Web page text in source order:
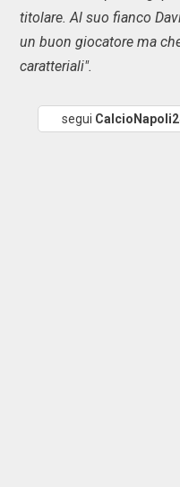
titolare. Al suo fianco
un buon giocatore ma
caratteriali".
segui